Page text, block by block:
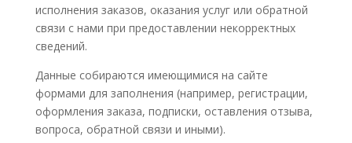
исполнения заказов, оказания услуг или обратной
связи с нами при предоставлении некорректных
сведений.
Данные собираются имеющимися на сайте
формами для заполнения (например, регистрации,
оформления заказа, подписки, оставления отзыва,
вопроса, обратной связи и иными).